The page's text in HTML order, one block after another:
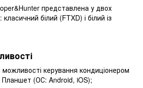
представлена у двох
білий (FTXD) і білий із
керування кондиціонером
(ОС: Android, iOS);